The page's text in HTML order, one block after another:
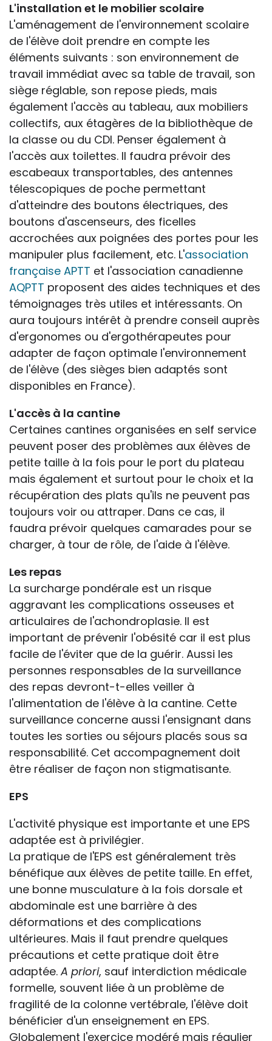
L'installation et le mobilier scolaire
L'aménagement de l'environnement scolaire
de l'élève doit prendre en compte les
éléments suivants : son environnement de
travail immédiat avec sa table de travail, son
siège réglable, son repose pieds, mais
également l'accès au tableau, aux mobiliers
collectifs, aux étagères de la bibliothèque de
la classe ou du CDI. Penser également à
l'accès aux toilettes. Il faudra prévoir des
escabeaux transportables, des antennes
télescopiques de poche permettant
d'atteindre des boutons électriques, des
boutons d'ascenseurs, des ficelles
accrochées aux poignées des portes pour les
manipuler plus facilement, etc. L'association
française APTT et l'association canadienne
AQPTT proposent des aides techniques et des
témoignages très utiles et intéressants. On
aura toujours intérêt à prendre conseil auprès
d'ergonomes ou d'ergothérapeutes pour
adapter de façon optimale l'environnement
de l'élève (des sièges bien adaptés sont
disponibles en France).
L'accès à la cantine
Certaines cantines organisées en self service
peuvent poser des problèmes aux élèves de
petite taille à la fois pour le port du plateau
mais également et surtout pour le choix et la
récupération des plats qu'ils ne peuvent pas
toujours voir ou attraper. Dans ce cas, il
faudra prévoir quelques camarades pour se
charger, à tour de rôle, de l'aide à l'élève.
Les repas
La surcharge pondérale est un risque
aggravant les complications osseuses et
articulaires de l'achondroplasie. Il est
important de prévenir l'obésité car il est plus
facile de l'éviter que de la guérir. Aussi les
personnes responsables de la surveillance
des repas devront-t-elles veiller à
l'alimentation de l'élève à la cantine. Cette
surveillance concerne aussi l'ensignant dans
toutes les sorties ou séjours placés sous sa
responsabilité. Cet accompagnement doit
être réaliser de façon non stigmatisante.
EPS
L'activité physique est importante et une EPS
adaptée est à privilégier.
La pratique de l'EPS est généralement très
bénéfique aux élèves de petite taille. En effet,
une bonne musculature à la fois dorsale et
abdominale est une barrière à des
déformations et des complications
ultérieures. Mais il faut prendre quelques
précautions et cette pratique doit être
adaptée. A priori, sauf interdiction médicale
formelle, souvent liée à un problème de
fragilité de la colonne vertébrale, l'élève doit
bénéficier d'un enseignement en EPS.
Globalement l'exercice modéré mais régulier